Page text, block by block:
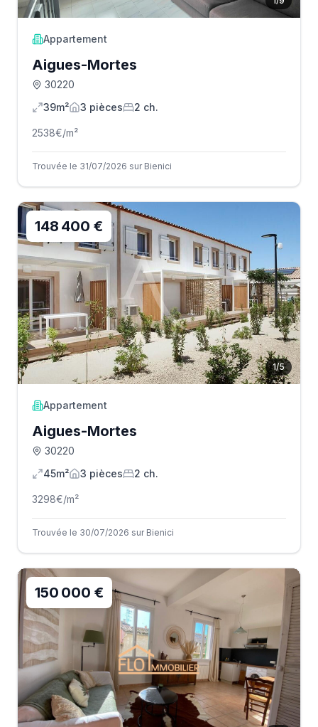
Appartement
Aigues-Mortes
30220
39m²
3 pièces 2 ch.
2538€/m²
Trouvée le 31/07/2026 sur Bienici
1/5
148 400 €
Appartement
Aigues-Mortes
30220
45m²
3 pièces 2 ch.
3298€/m²
Trouvée le 30/07/2026 sur Bienici
150 000 €